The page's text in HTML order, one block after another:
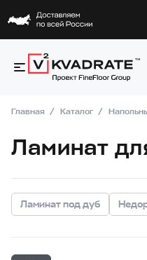
Главная Каталог
Ламинат
Ламинат под дуб